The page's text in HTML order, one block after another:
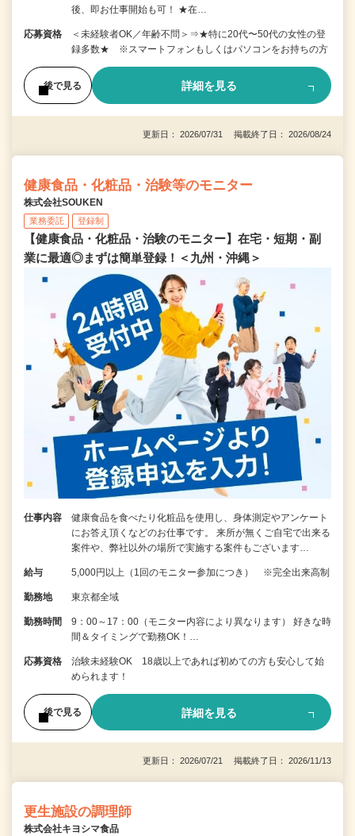
後、即お仕事開始も可！ ★在…
応募資格
＜未経験者OK／年齢不問＞⇒★特に20代〜50代の女性の登
録多数★ ※スマートフォンもしくはパソコンをお持ちの方
後で見る 詳細を見る
更新日： 2026/07/31 掲載終了日： 2026/08/24
健康食品・化粧品・治験等のモニター
株式会社SOUKEN
業務委託 登録制
【健康食品・化粧品・治験のモニター】在宅・短期・副
業に最適◎まずは簡単登録！＜九州・沖縄＞
仕事内容
健康食品を食べたり化粧品を使用し、身体測定やアンケート
にお答え頂くなどのお仕事です。 来所が無くご自宅で出来る
案件や、弊社以外の場所で実施する案件もございます…
給与 5,000円以上（1回のモニター参加につき） ※完全出来高制
勤務地 東京都全域
勤務時間
9：00～17：00（モニター内容により異なります） 好きな時
間＆タイミングで勤務OK！…
応募資格
治験未経験OK 18歳以上であれば初めての方も安心して始
められます！
後で見る 詳細を見る
更新日： 2026/07/21 掲載終了日： 2026/11/13
更生施設の調理師
株式会社キヨシマ食品